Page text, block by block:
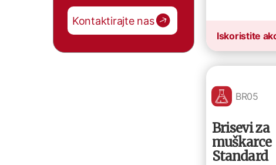
Kontaktirajte nas
Iskoristite
BR05
Brisevi za
muškarce
Standard